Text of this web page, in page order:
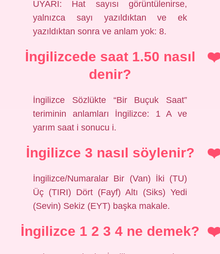
UYARI: Hat sayısı görüntülenirse,
yalnızca sayı yazıldıktan ve ek
yazıldıktan sonra ve anlam yok: 8.
İngilizcede saat 1.50 nasıl
denir?
İngilizce Sözlükte “Bir Buçuk Saat”
teriminin anlamları İngilizce: 1 A ve
yarım saat i sonucu i.
İngilizce 3 nasıl söylenir?
İngilizce/Numaralar Bir (Van) İki (TU)
Üç (TIRI) Dört (Fayf) Altı (Siks) Yedi
(Sevin) Sekiz (EYT) başka makale.
İngilizce 1 2 3 4 ne demek?